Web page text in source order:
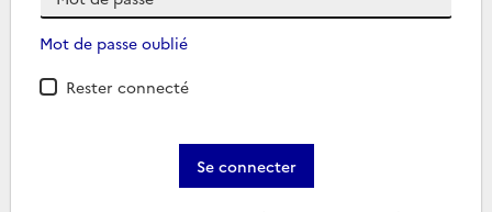
Mot de passe oublié
Rester connecté
Se connecter